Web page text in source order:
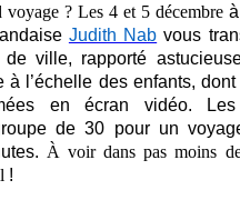
voyage ? Les 4 et 5 décembre
Judith Nab vous
ville, rapporté
à l’échelle des enfants,
en écran vidéo. Les
de 30 pour un
À voir dans pas moins
!